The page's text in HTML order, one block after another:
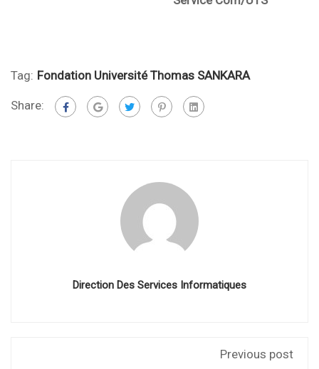
Tag: Fondation Université Thomas SANKARA
Share:
Direction Des Services Informatiques
Previous post